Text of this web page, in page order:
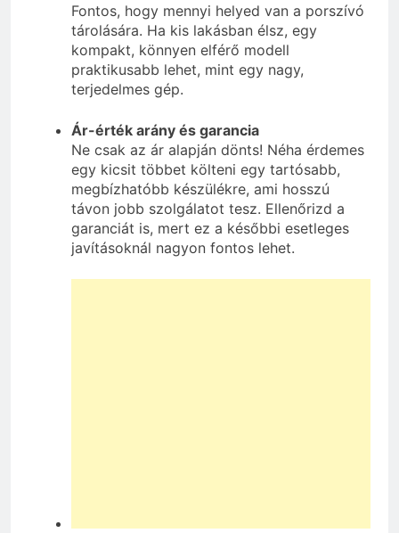
Fontos, hogy mennyi helyed van a porszívó
tárolására. Ha kis lakásban élsz, egy
kompakt, könnyen elférő modell
praktikusabb lehet, mint egy nagy,
terjedelmes gép.
Ár-érték arány és garancia
Ne csak az ár alapján dönts! Néha érdemes
egy kicsit többet költeni egy tartósabb,
megbízhatóbb készülékre, ami hosszú
távon jobb szolgálatot tesz. Ellenőrizd a
garanciát is, mert ez a későbbi esetleges
javításoknál nagyon fontos lehet.